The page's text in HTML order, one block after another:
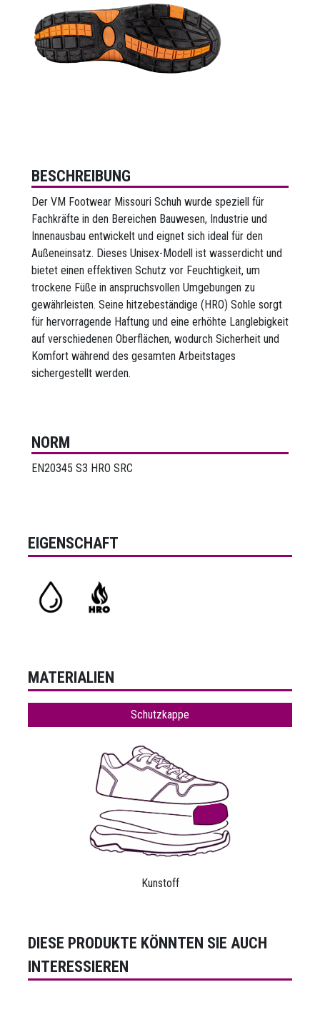
BESCHREIBUNG
Der VM Footwear Missouri Schuh wurde speziell für
Fachkräfte in den Bereichen Bauwesen, Industrie und
Innenausbau entwickelt und eignet sich ideal für den
Außeneinsatz. Dieses Unisex-Modell ist wasserdicht und
bietet einen effektiven Schutz vor Feuchtigkeit, um
trockene Füße in anspruchsvollen Umgebungen zu
gewährleisten. Seine hitzebeständige (HRO) Sohle sorgt
für hervorragende Haftung und eine erhöhte Langlebigkeit
auf verschiedenen Oberflächen, wodurch Sicherheit und
Komfort während des gesamten Arbeitstages
sichergestellt werden.
NORM
EN20345 S3 HRO SRC
EIGENSCHAFT
MATERIALIEN
Schutzkappe
Kunstoff
DIESE PRODUKTE KÖNNTEN SIE AUCH
INTERESSIEREN